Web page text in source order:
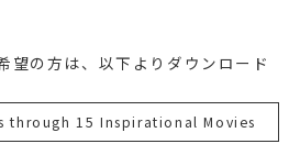
望の方は、以下よりダウンロード
through 15 Inspirational Movies